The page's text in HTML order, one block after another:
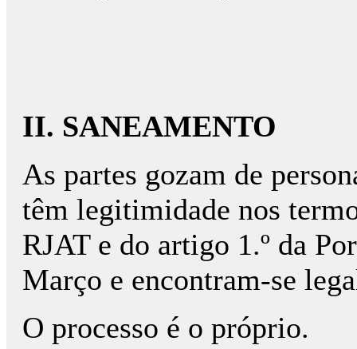
II. SANEAMENTO
As partes gozam de
têm legitimidade nos
RJAT e do artigo 1.º da
Março e encontram-se
O processo é o próprio.